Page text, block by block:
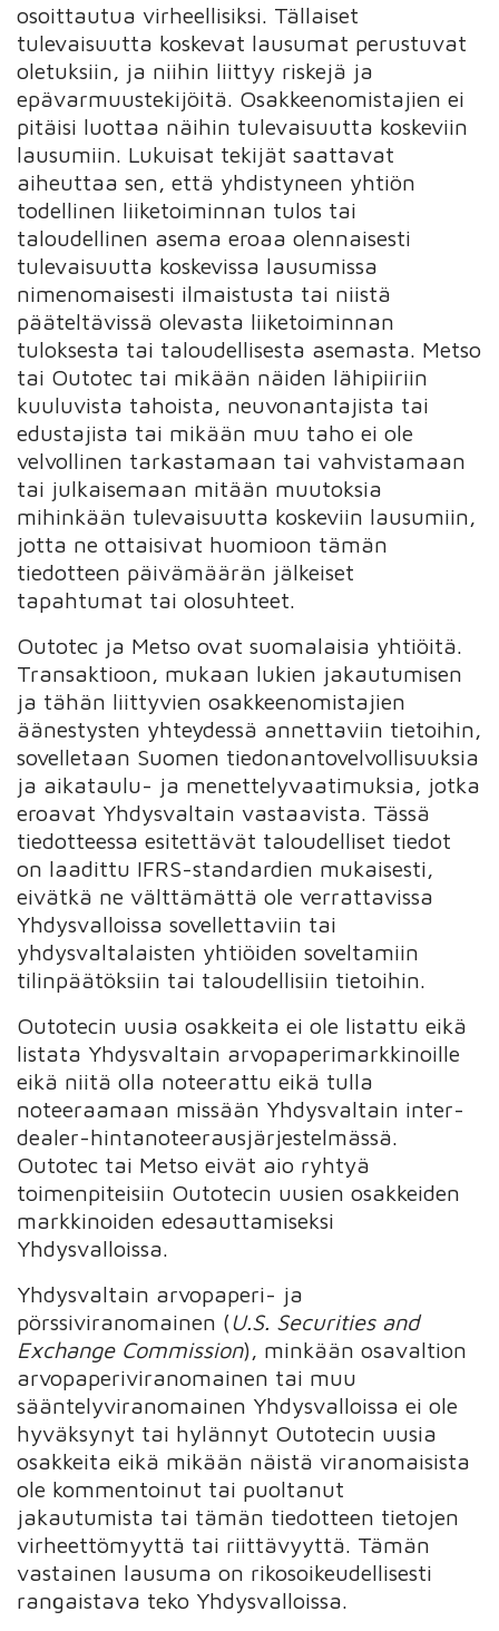
osoittautua virheellisiksi. Tällaiset
tulevaisuutta koskevat lausumat perustuvat
oletuksiin, ja niihin liittyy riskejä ja
epävarmuustekijöitä. Osakkeenomistajien ei
pitäisi luottaa näihin tulevaisuutta koskeviin
lausumiin. Lukuisat tekijät saattavat
aiheuttaa sen, että yhdistyneen yhtiön
todellinen liiketoiminnan tulos tai
taloudellinen asema eroaa olennaisesti
tulevaisuutta koskevissa lausumissa
nimenomaisesti ilmaistusta tai niistä
pääteltävissä olevasta liiketoiminnan
tuloksesta tai taloudellisesta asemasta. Metso
tai Outotec tai mikään näiden lähipiiriin
kuuluvista tahoista, neuvonantajista tai
edustajista tai mikään muu taho ei ole
velvollinen tarkastamaan tai vahvistamaan
tai julkaisemaan mitään muutoksia
mihinkään tulevaisuutta koskeviin lausumiin,
jotta ne ottaisivat huomioon tämän
tiedotteen päivämäärän jälkeiset
tapahtumat tai olosuhteet.
Outotec ja Metso ovat suomalaisia yhtiöitä.
Transaktioon, mukaan lukien jakautumisen
ja tähän liittyvien osakkeenomistajien
äänestysten yhteydessä annettaviin tietoihin,
sovelletaan Suomen tiedonantovelvollisuuksia
ja aikataulu- ja menettelyvaatimuksia, jotka
eroavat Yhdysvaltain vastaavista. Tässä
tiedotteessa esitettävät taloudelliset tiedot
on laadittu IFRS-standardien mukaisesti,
eivätkä ne välttämättä ole verrattavissa
Yhdysvalloissa sovellettaviin tai
yhdysvaltalaisten yhtiöiden soveltamiin
tilinpäätöksiin tai taloudellisiin tietoihin.
Outotecin uusia osakkeita ei ole listattu eikä
listata Yhdysvaltain arvopaperimarkkinoille
eikä niitä olla noteerattu eikä tulla
noteeraamaan missään Yhdysvaltain inter-
dealer-hintanoteerausjärjestelmässä.
Outotec tai Metso eivät aio ryhtyä
toimenpiteisiin Outotecin uusien osakkeiden
markkinoiden edesauttamiseksi
Yhdysvalloissa.
Yhdysvaltain arvopaperi- ja
pörssiviranomainen (U.S. Securities and
Exchange Commission), minkään osavaltion
arvopaperiviranomainen tai muu
sääntelyviranomainen Yhdysvalloissa ei ole
hyväksynyt tai hylännyt Outotecin uusia
osakkeita eikä mikään näistä viranomaisista
ole kommentoinut tai puoltanut
jakautumista tai tämän tiedotteen tietojen
virheettömyyttä tai riittävyyttä. Tämän
vastainen lausuma on rikosoikeudellisesti
rangaistava teko Yhdysvalloissa.